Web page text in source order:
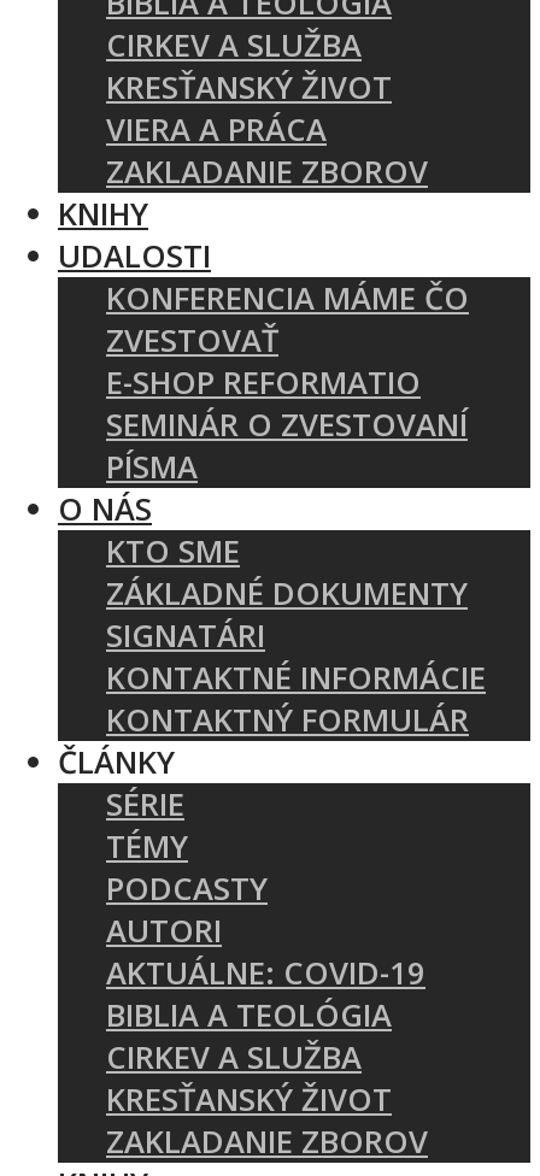
CIRKEV A SLUŽBA
KRESŤANSKÝ ŽIVOT
VIERA A PRÁCA
ZAKLADANIE ZBOROV
KNIHY
UDALOSTI
KONFERENCIA MÁME ČO
ZVESTOVAŤ
E-SHOP REFORMATIO
SEMINÁR O ZVESTOVANÍ
PÍSMA
O NÁS
KTO SME
ZÁKLADNÉ DOKUMENTY
SIGNATÁRI
KONTAKTNÉ INFORMÁCIE
KONTAKTNÝ FORMULÁR
ČLÁNKY
SÉRIE
TÉMY
PODCASTY
AUTORI
AKTUÁLNE: COVID-19
BIBLIA A TEOLÓGIA
CIRKEV A SLUŽBA
KRESŤANSKÝ ŽIVOT
ZAKLADANIE ZBOROV